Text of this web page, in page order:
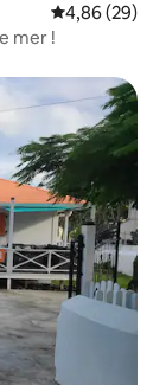
Évaluation
4,86 (29)
mer !